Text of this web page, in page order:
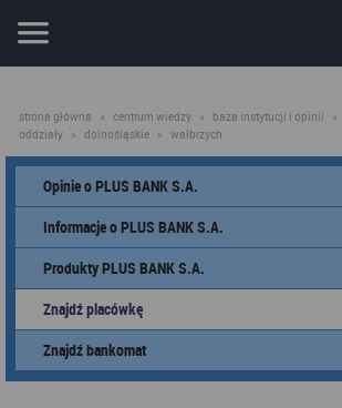
strona główna » centrum wiedzy » baza instytucji i opinii »
oddziały » dolnośląskie » wałbrzych
Opinie o PLUS BANK S.A.
Informacje o PLUS BANK S.A.
Produkty PLUS BANK S.A.
Znajdź placówkę
Znajdź bankomat